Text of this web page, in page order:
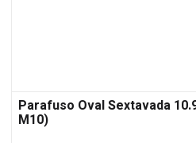
Parafuso Oval Sextavada
M10)